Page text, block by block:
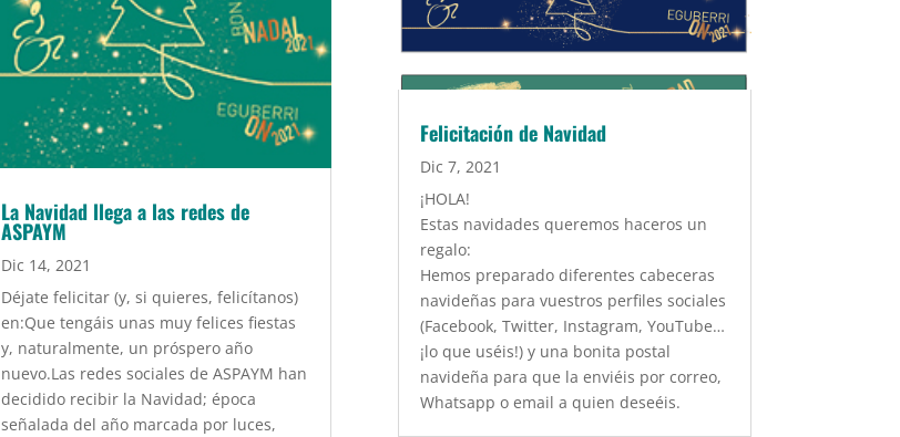
La Navidad llega a las redes de
ASPAYM
Dic 14, 2021
Déjate felicitar (y, si quieres, felicítanos)
en:Que tengáis unas muy felices fiestas
y, naturalmente, un próspero año
nuevo.Las redes sociales de ASPAYM han
decidido recibir la Navidad; época
señalada del año marcada por luces,
Felicitación de Navidad
Dic 7, 2021
¡HOLA!
Estas navidades queremos haceros un
regalo:
Hemos preparado diferentes cabeceras
navideñas para vuestros perfiles sociales
(Facebook, Twitter, Instagram, YouTube…
¡lo que uséis!) y una bonita postal
navideña para que la enviéis por correo,
Whatsapp o email a quien deseéis.